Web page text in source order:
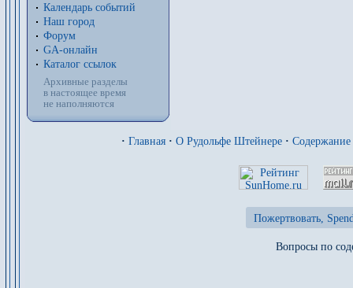
Календарь событий
Наш город
Форум
GA-онлайн
Каталог ссылок
Архивные разделы
в настоящее время
не наполняются
· Главная · О Рудольфе Штейнере ·
Пожертвовать,
Вопросы по